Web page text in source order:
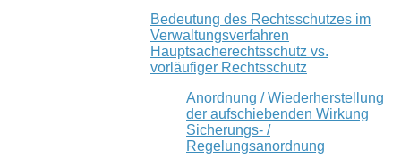
Bedeutung des Rechtsschutzes im
Verwaltungsverfahren
Hauptsacherechtsschutz vs.
vorläufiger Rechtsschutz
Anordnung / Wiederherstellung
der aufschiebenden Wirkung
Sicherungs- /
Regelungsanordnung